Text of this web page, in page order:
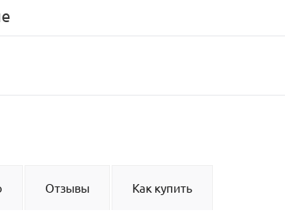
Отзывы Как купить